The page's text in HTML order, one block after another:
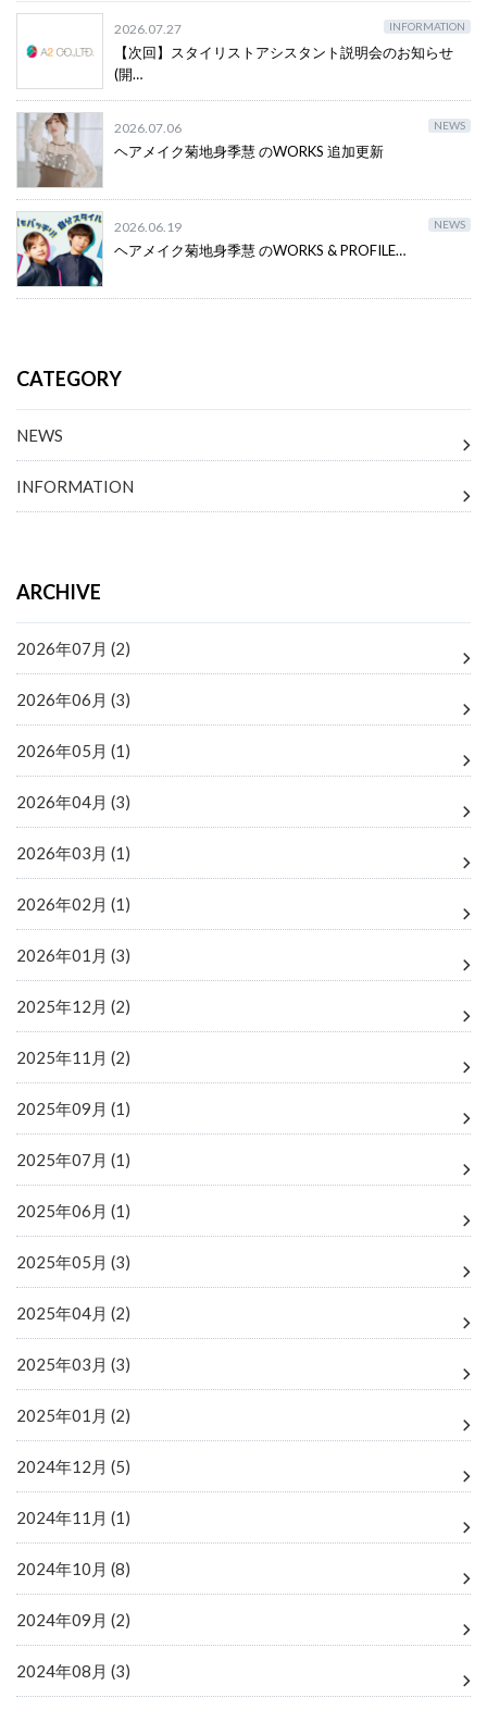
2026.07.27 INFORMATION
【次回】スタイリストアシスタント説明会のお知らせ
(開…
2026.07.06 NEWS
ヘアメイク菊地身季慧 のWORKS 追加更新
2026.06.19 NEWS
ヘアメイク菊地身季慧 のWORKS & PROFILE…
CATEGORY
NEWS
INFORMATION
ARCHIVE
2026年07月 (2)
2026年06月 (3)
2026年05月 (1)
2026年04月 (3)
2026年03月 (1)
2026年02月 (1)
2026年01月 (3)
2025年12月 (2)
2025年11月 (2)
2025年09月 (1)
2025年07月 (1)
2025年06月 (1)
2025年05月 (3)
2025年04月 (2)
2025年03月 (3)
2025年01月 (2)
2024年12月 (5)
2024年11月 (1)
2024年10月 (8)
2024年09月 (2)
2024年08月 (3)